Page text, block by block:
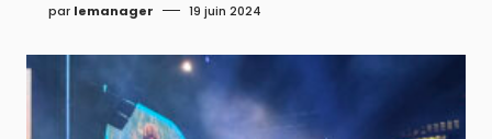
par lemanager 19 juin 2024